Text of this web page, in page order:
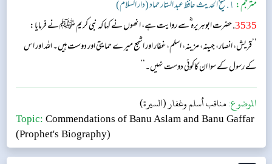
مترجم: ١. شیخ الحدیث حافظ عبد الستار حماد (دار السلام)
3535. حضرت ابوہریرہ ؓسے روایت ہے، انھوں نے کہا کہ نبی کریم ﷺ نے فرمایا:
’’قریش، انصار، جہینہ، مزینہ، اسلم، غفار اور اشجع میرے حمایتی اور دوست ہیں۔ اللہ اور اس
کے رسول کے سوا ان کاکوئی دوست نہیں۔‘‘
الموضوع:مناقب أسلم وغفار (السيرة)
Topic: Commendations of Banu Aslam and Banu Gaffar
(Prophet's Biography)